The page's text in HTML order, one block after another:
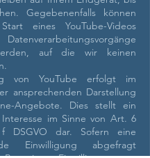
Gegebenenfalls können
eines YouTube-Videos
auf die wir keinen
von YouTube erfolgt im
ansprechenden Darstellung
Angebote. Dies stellt ein
im Sinne von Art. 6
dar. Sofern eine
Einwilligung abgefragt